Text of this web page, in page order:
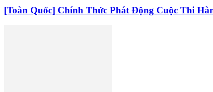
[Toàn Quốc] Chính Thức Phát Động Cuộc Thi